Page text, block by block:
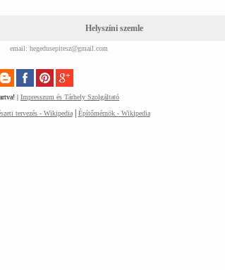
Helyszíni szemle
email: hegedusepitesz@gmail.com
| Impresszum és Tárhely Szolgáltató
tervezés - Wikipedia| Építőmérnök - Wikipedia